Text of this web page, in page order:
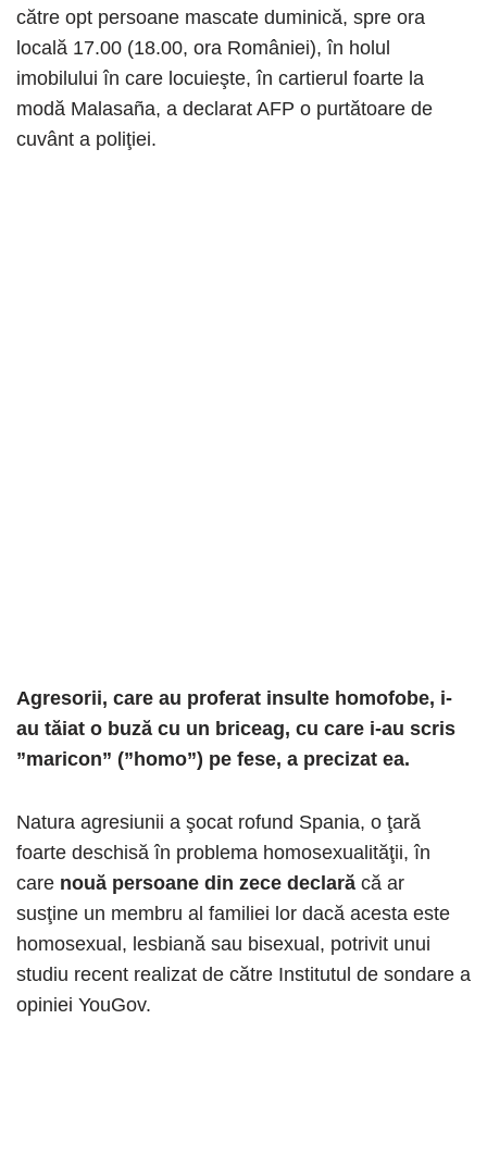
către opt persoane mascate duminică, spre ora
locală 17.00 (18.00, ora României), în holul
imobilului în care locuieşte, în cartierul foarte la
modă Malasaña, a declarat AFP o purtătoare de
cuvânt a poliţiei.
Agresorii, care au proferat insulte homofobe, i-
au tăiat o buză cu un briceag, cu care i-au scris
”maricon” (”homo”) pe fese, a precizat ea.
Natura agresiunii a şocat rofund Spania, o ţară
foarte deschisă în problema homosexualităţii, în
care nouă persoane din zece declară că ar
susţine un membru al familiei lor dacă acesta este
homosexual, lesbiană sau bisexual, potrivit unui
studiu recent realizat de către Institutul de sondare a
opiniei YouGov.